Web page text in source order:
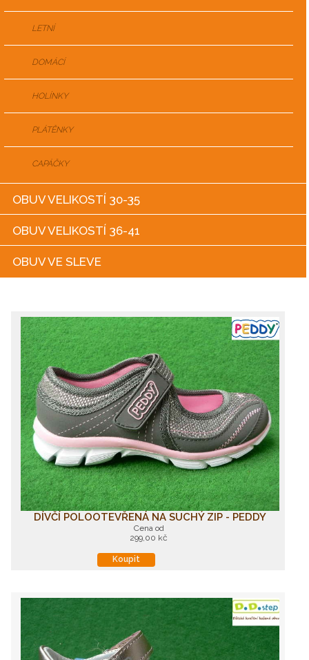
LETNÍ
DOMÁCÍ
HOLÍNKY
PLÁTĚNKY
CAPÁČKY
OBUV VELIKOSTÍ 30-35
OBUV VELIKOSTÍ 36-41
OBUV VE SLEVE
DÍVČÍ POLOOTEVŘENÁ NA SUCHÝ ZIP - PEDDY
Cena od
299,00 kč
Koupit